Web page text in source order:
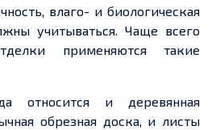
влаго- и биологическая
учитываться. Чаще всего
применяются такие
относится и деревянная
обрезная доска, и листы